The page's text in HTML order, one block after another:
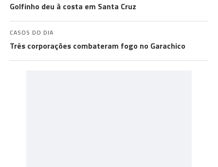
Golfinho deu à costa em Santa Cruz
CASOS DO DIA
Três corporações combateram fogo no Garachico